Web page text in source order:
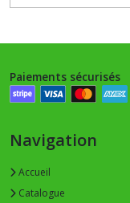
Paiements sécurisés
Navigation
Accueil
Catalogue